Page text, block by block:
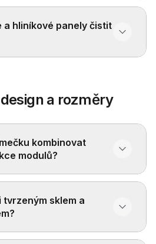
a hliníkové panely čistit
a rozměry
kombinovat
modulů?
tvrzeným sklem a